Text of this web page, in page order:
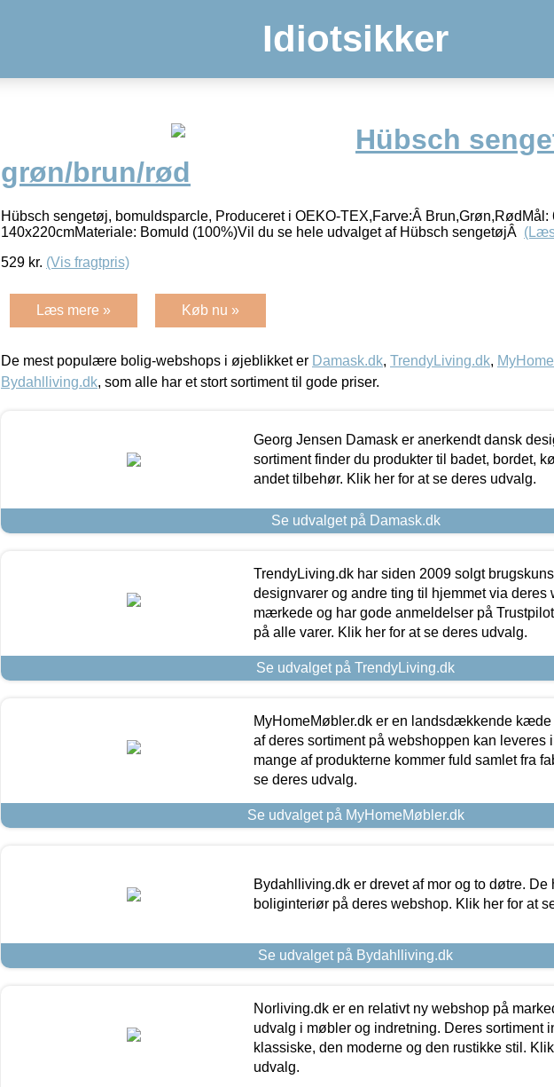
Idiotsikker
Hübsch
grøn/brun/rød
Hübsch sengetøj, bomuldsparcle, Produceret i OEKO-TEX,Farve:Â Brun,Grøn,RødMål:
140x220cmMateriale: Bomuld (100%)Vil du se hele udvalget af Hübsch sengetøjÂ
529 kr. (Vis fragtpris)
Læs mere » Køb nu »
De mest populære bolig-webshops i øjeblikket er Damask.dk, TrendyLiving.dk,
Bydahlliving.dk, som alle har et stort sortiment til gode priser.
Georg Jensen Damask er anerkendt dansk
sortiment finder du produkter til badet, bordet,
andet tilbehør. Klik her for at se deres udvalg.
Se udvalget på Damask.dk
TrendyLiving.dk har siden 2009 solgt
designvarer og andre ting til hjemmet via deres
mærkede og har gode anmeldelser på
på alle varer. Klik her for at se deres udvalg.
Se udvalget på TrendyLiving.dk
MyHomeMøbler.dk er en landsdækkende kæde
af deres sortiment på webshoppen kan leveres
mange af produkterne kommer fuld samlet fra
se deres udvalg.
Se udvalget på MyHomeMøbler.dk
Bydahlliving.dk er drevet af mor og to døtre. De
boliginteriør på deres webshop. Klik her for at
Se udvalget på Bydahlliving.dk
Norliving.dk er en relativt ny webshop på
udvalg i møbler og indretning. Deres sortiment
klassiske, den moderne og den rustikke stil.
udvalg.